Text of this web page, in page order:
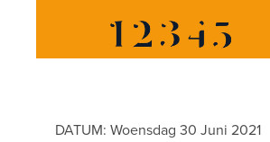
DATUM: Woensdag 30 Juni 2021